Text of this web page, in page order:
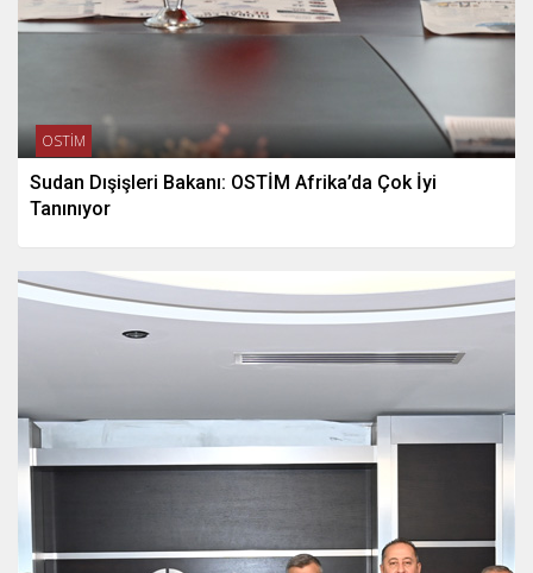
OSTİM
Sudan Dışişleri Bakanı: OSTİM Afrika’da Çok İyi
Tanınıyor